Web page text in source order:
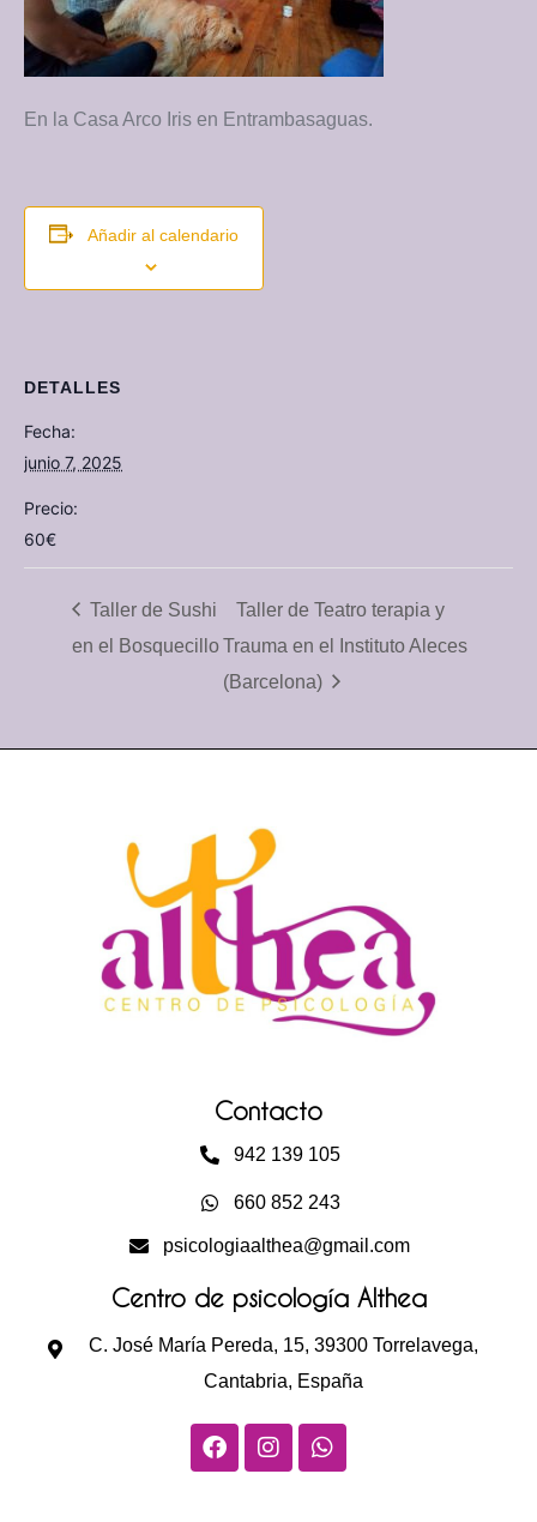
En la Casa Arco Iris en Entrambasaguas.
Añadir al calendario
DETALLES
Fecha:
junio 7, 2025
Precio:
60€
Taller de Sushi
en el Bosquecillo
Taller de Teatro terapia y
Trauma en el Instituto Aleces
(Barcelona)
Contacto
942 139 105
660 852 243
psicologiaalthea@gmail.com
Centro de psicología Althea
C. José María Pereda, 15, 39300 Torrelavega,
Cantabria, España